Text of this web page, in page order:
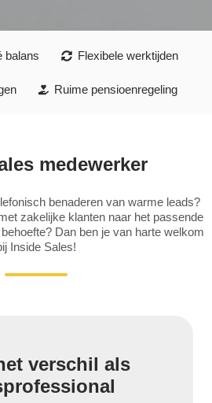
balans Flexibele werktijden
Ruime pensioenregeling
medewerker
benaderen van warme leads?
zakelijke klanten naar het passende
Dan ben je van harte welkom
Inside Sales!
verschil als